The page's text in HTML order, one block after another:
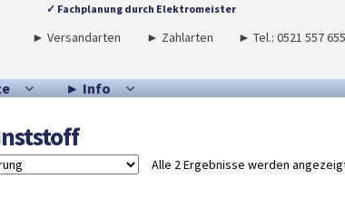
✓ Fachplanung durch Elektromeister
► Versandarten ► Zahlarten ► Tel.: 0521 557
► Info
Alle 2 Ergebnisse werden